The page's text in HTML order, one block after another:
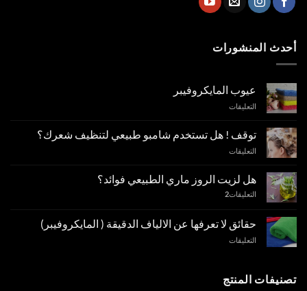
أحدث المنشورات
عيوب المايكروفيبر
التعليقاتعلى
المايكروفيبر
مغلقة
توقف ! هل تستخدم شامبو طبيعي لتنظيف شعرك؟
التعليقاتعلى
هل
تستخدم
طبيعي
لتنظيف
شعرك؟
هل لزيت الروز ماري الطبيعي فوائد؟
التعليقات2
حقائق لا تعرفها عن الالياف الدقيقة ( المايكروفيبر)
التعليقاتعلى
عن
تصنيفات المنتج